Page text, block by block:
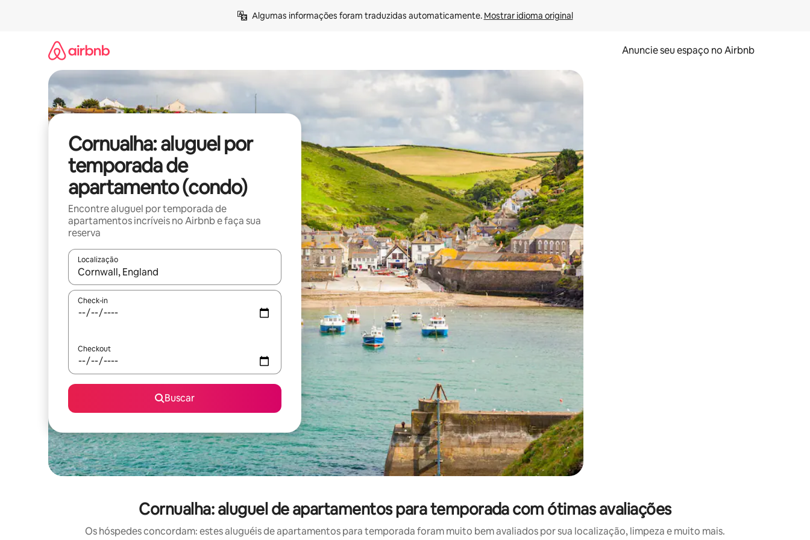
Algumas informações foram traduzidas automaticamente. Mostrar idioma original
Anuncie seu espaço no Airbnb
Cornualha: aluguel por
temporada de
apartamento (condo)
Encontre aluguel por temporada de
apartamentos incríveis no Airbnb e faça sua
reserva
Localização
Quando os resultados estiverem disponíveis, explore-os usando as seta para cima e para baixo do teclado ou tocando e deslizando o dedo na tela.
Check-in
Checkout
Buscar
Cornualha: aluguel de apartamentos para temporada com ótimas avaliações
Os hóspedes concordam: estes aluguéis de apartamentos para temporada foram muito bem avaliados por sua localização, limpeza e muito mais.